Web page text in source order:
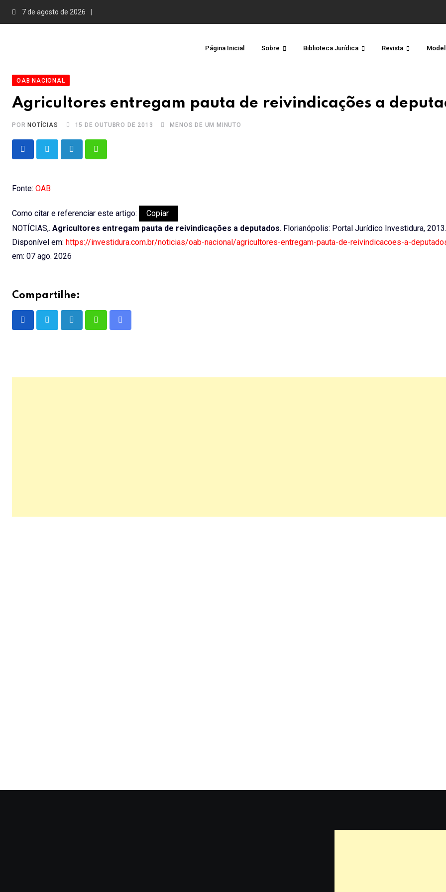
7 de agosto de 2026
Página Inicial Sobre Biblioteca Jurídica Revista
OAB NACIONAL
Agricultores entregam pauta de reivindicações a
PORNOTÍCIAS 15 DE OUTUBRO DE 2013 MENOS DE UM MINUTO
LinkedInWhatsapp
Fonte: OAB
Como citar e referenciar este artigo:
Copiar
NOTÍCIAS,. Agricultores entregam pauta de reivindicações a deputados. Florianópolis: Portal Jurídico Investidura, 2013.
Disponível em: https://investidura.com.br/noticias/oab-nacional/agricultores-entregam-pauta-de-reivindicacoes-a-
em: 07 ago. 2026
Compartilhe:
LinkedInWhatsappShare